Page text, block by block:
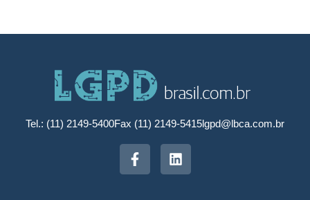
Tel.: (11) 2149-5400Fax (11) 2149-5415lgpd@lbca.com.br